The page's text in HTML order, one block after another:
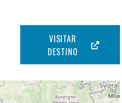
VISITAR
DESTINO